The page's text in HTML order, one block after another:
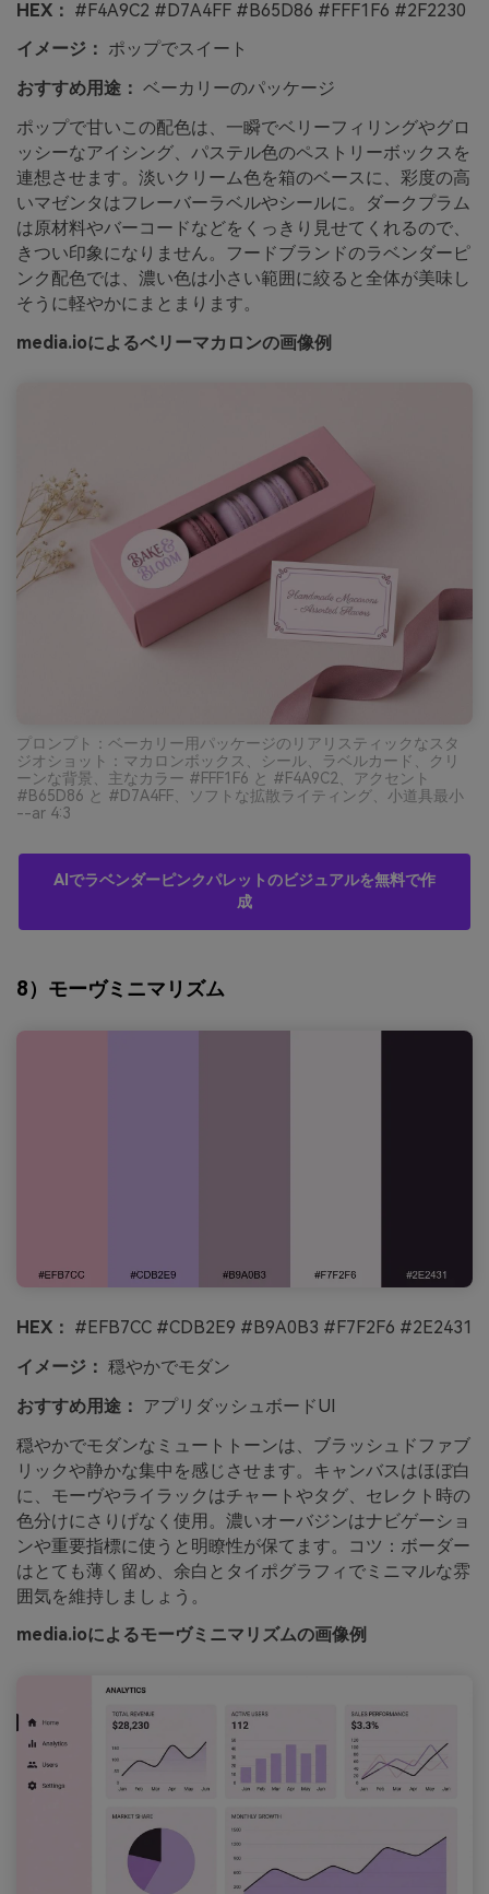
HEX： #F4A9C2 #D7A4FF #B65D86 #FFF1F6 #2F2230
イメージ： ポップでスイート
おすすめ用途： ベーカリーのパッケージ
ポップで甘いこの配色は、一瞬でベリーフィリングやグロ
ッシーなアイシング、パステル色のペストリーボックスを
連想させます。淡いクリーム色を箱のベースに、彩度の高
いマゼンタはフレーバーラベルやシールに。ダークプラム
は原材料やバーコードなどをくっきり見せてくれるので、
きつい印象になりません。フードブランドのラベンダーピ
ンク配色では、濃い色は小さい範囲に絞ると全体が美味し
そうに軽やかにまとまります。
media.ioによるベリーマカロンの画像例
プロンプト：ベーカリー用パッケージのリアリスティックなスタ
ジオショット：マカロンボックス、シール、ラベルカード、クリ
ーンな背景、主なカラー #FFF1F6 と #F4A9C2、アクセント
#B65D86 と #D7A4FF、ソフトな拡散ライティング、小道具最小
--ar 4:3
AIでラベンダーピンクパレットのビジュアルを無料で作
成
8）モーヴミニマリズム
HEX： #EFB7CC #CDB2E9 #B9A0B3 #F7F2F6 #2E2431
イメージ： 穏やかでモダン
おすすめ用途： アプリダッシュボードUI
穏やかでモダンなミュートトーンは、ブラッシュドファブ
リックや静かな集中を感じさせます。キャンバスはほぼ白
に、モーヴやライラックはチャートやタグ、セレクト時の
色分けにさりげなく使用。濃いオーバジンはナビゲーショ
ンや重要指標に使うと明瞭性が保てます。コツ：ボーダー
はとても薄く留め、余白とタイポグラフィでミニマルな雰
囲気を維持しましょう。
media.ioによるモーヴミニマリズムの画像例